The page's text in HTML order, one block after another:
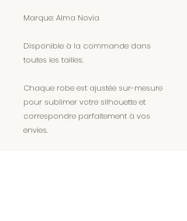
Marque: Alma Novia
Disponible à la commande dans
toutes les tailles.
Chaque robe est ajustée sur-mesure
pour sublimer votre silhouette et
correspondre parfaitement à vos
envies.